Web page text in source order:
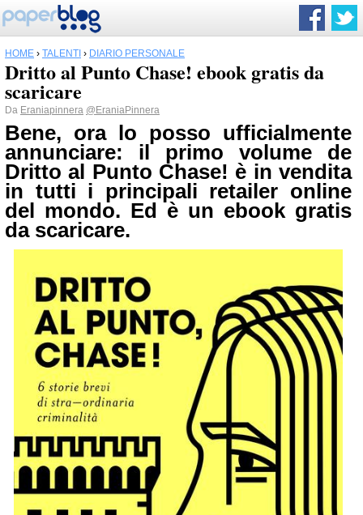
HOME › TALENTI › DIARIO PERSONALE
Dritto al Punto Chase! ebook gratis da
scaricare
Da Eraniapinnera @EraniaPinnera
Bene, ora lo posso ufficialmente
annunciare: il primo volume de
Dritto al Punto Chase! è in vendita
in tutti i principali retailer online
del mondo. Ed è un ebook gratis
da scaricare.